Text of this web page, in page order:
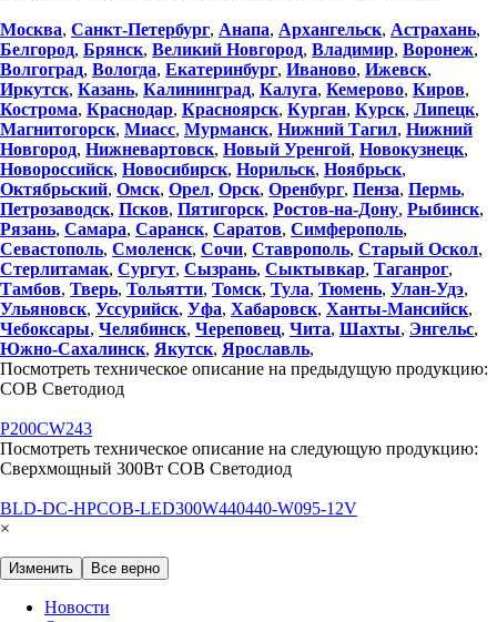
Москва, Санкт-Петербург, Анапа, Архангельск, Астрахань,
Белгород, Брянск, Великий Новгород, Владимир, Воронеж,
Волгоград, Вологда, Екатеринбург, Иваново, Ижевск,
Иркутск, Казань, Калининград, Калуга, Кемерово, Киров,
Кострома, Краснодар, Красноярск, Курган, Курск, Липецк,
Магнитогорск, Миасс, Мурманск, Нижний Тагил, Нижний
Новгород, Нижневартовск, Новый Уренгой, Новокузнецк,
Новороссийск, Новосибирск, Норильск, Ноябрьск,
Октябрьский, Омск, Орел, Орск, Оренбург, Пенза, Пермь,
Петрозаводск, Псков, Пятигорск, Ростов-на-Дону, Рыбинск,
Рязань, Самара, Саранск, Саратов, Симферополь,
Севастополь, Смоленск, Сочи, Ставрополь, Старый Оскол,
Стерлитамак, Сургут, Сызрань, Сыктывкар, Таганрог,
Тамбов, Тверь, Тольятти, Томск, Тула, Тюмень, Улан-Удэ,
Ульяновск, Уссурийск, Уфа, Хабаровск, Ханты-Мансийск,
Чебоксары, Челябинск, Череповец, Чита, Шахты, Энгельс,
Южно-Сахалинск, Якутск, Ярославль,
Посмотреть техническое описание на предыдущую продукцию:
COB Светодиод
P200CW243
Посмотреть техническое описание на следующую продукцию:
Сверхмощный 300Вт COB Светодиод
BLD-DC-HPCOB-LED300W440440-W095-12V
×
Изменить Все верно
Новости